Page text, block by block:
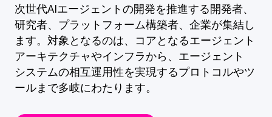
次世代AIエージェントの開発を推進する開発者、
研究者、プラットフォーム構築者、企業が集結し
ます。対象となるのは、コアとなるエージェント
アーキテクチャやインフラから、エージェント
システムの相互運用性を実現するプロトコルやツ
ールまで多岐にわたります。